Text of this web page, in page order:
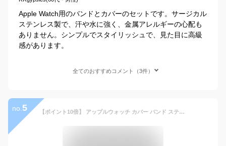
Apple Watch用のバンドとカバーのセットです。サージカル
ステンレス製で、汗や水に強く、金属アレルギーの心配も
ありません。シンプルでスタイリッシュで、見た目に高級
感があります。
全てのおすすめコメント（3件）
no. 5 【ポイント10倍】 アップルウォッチ カバー バンド ステンレス 画面保護 セット おしゃれ apple watch ケース 防水 42mm 46mm 40mm 44mm 41mm 45mm シリーズ 11 10 9 8 7 6 5 4 se 11 se3